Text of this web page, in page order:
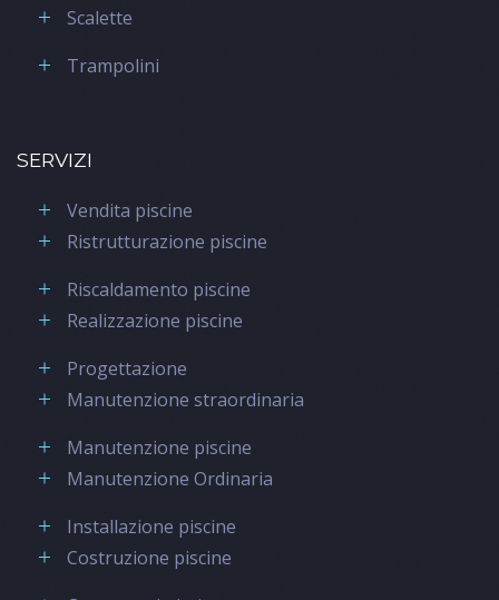
Scalette
Trampolini
SERVIZI
Vendita piscine
Ristrutturazione piscine
Riscaldamento piscine
Realizzazione piscine
Progettazione
Manutenzione straordinaria
Manutenzione piscine
Manutenzione Ordinaria
Installazione piscine
Costruzione piscine